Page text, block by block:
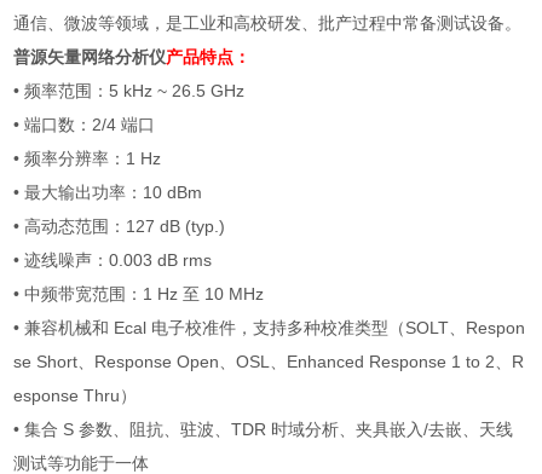
通信、微波等领域，是工业和高校研发、批产过程中常备测试设备。
普源矢量网络分析仪产品特点：
• 频率范围：5 kHz ~ 26.5 GHz
• 端口数：2/4 端口
• 频率分辨率：1 Hz
• 最大输出功率：10 dBm
• 高动态范围：127 dB (typ.)
• 迹线噪声：0.003 dB rms
• 中频带宽范围：1 Hz 至 10 MHz
• 兼容机械和 Ecal 电子校准件，支持多种校准类型（SOLT、Respon
se Short、Response Open、OSL、Enhanced Response 1 to 2、R
esponse Thru）
• 集合 S 参数、阻抗、驻波、TDR 时域分析、夹具嵌入/去嵌、天线
测试等功能于一体